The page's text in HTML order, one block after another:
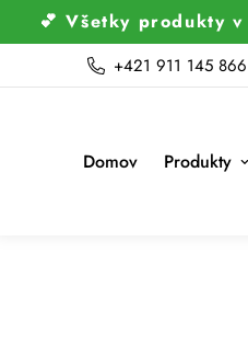
💕 Všetky produkty
+421 911 145 866
Domov Produkty